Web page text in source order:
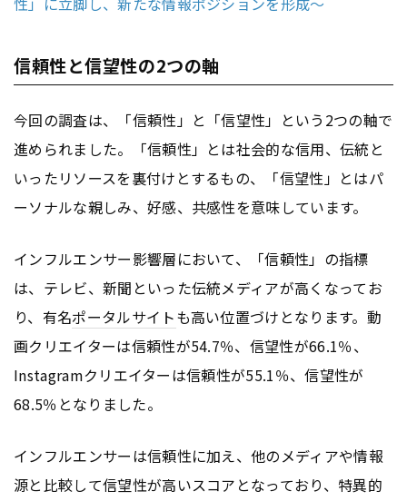
信頼性と信望性の2つの軸
今回の調査は、「信頼性」と「信望性」という2つの軸で
進められました。「信頼性」とは社会的な信用、伝統と
いったリソースを裏付けとするもの、「信望性」とはパ
ーソナルな親しみ、好感、共感性を意味しています。
インフルエンサー影響層において、「信頼性」の指標
は、テレビ、新聞といった伝統メディアが高くなってお
り、有名ポータルサイトも高い位置づけとなります。動
画クリエイターは信頼性が54.7％、信望性が66.1％、
Instagramクリエイターは信頼性が55.1％、信望性が
68.5％となりました。
インフルエンサーは信頼性に加え、他のメディアや情報
源と比較して信望性が高いスコアとなっており、特異的